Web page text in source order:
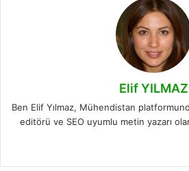
Elif YILMAZ
Ben Elif Yılmaz, Mühendistan
editörü ve SEO uyumlu metin yazarı